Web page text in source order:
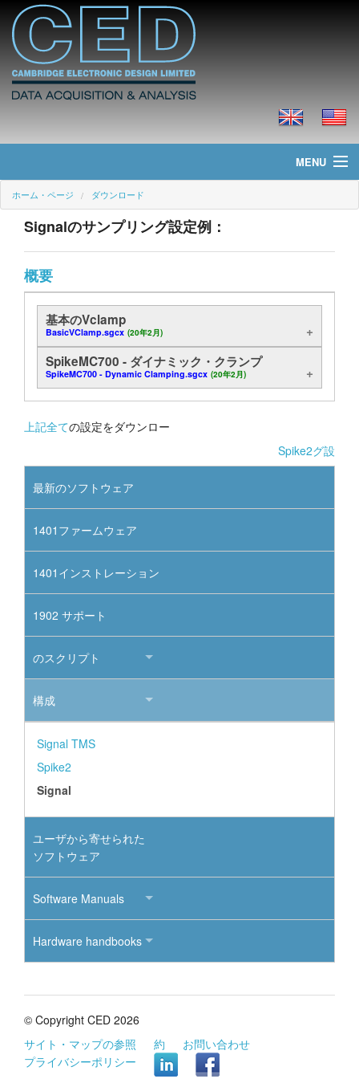
MENU
ホーム・ページ
ニュース
製品
ダウンロード
チュートリアル
サポート
ホーム・ページ ダウンロード
Signalのサンプリング設定例：
概要
基本のVclamp
BasicVClamp.sgcx (20年2月)
SpikeMC700 - ダイナミック・クランプ
SpikeMC700 - Dynamic Clamping.sgcx (20年2月)
上記全ての設定をダウンロー
Spike2グ設
最新のソフトウェア
1401ファームウェア
1401インストレーション
1902 サポート
のスクリプト
構成
Signal TMS
Spike2
Signal
ユーザから寄せられた
ソフトウェア
Software Manuals
Hardware handbooks
© Copyright CED 2026
サイト・マップの参照
約
お問い合わせ
プライバシーポリシー